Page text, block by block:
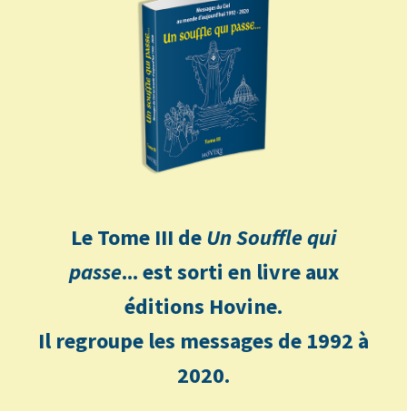
Le Tome III deUn Souffle qui
passe... est sorti en livre aux
éditions Hovine.
Il regroupe les messages de 1992 à
2020.